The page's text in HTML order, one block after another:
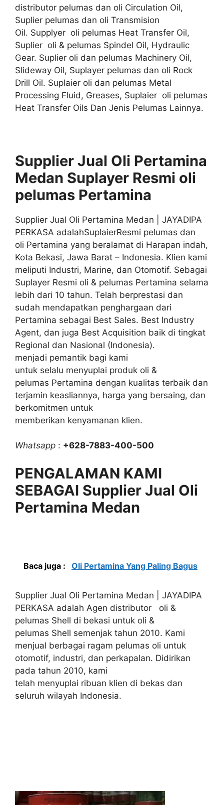
distributor pelumas dan oli Circulation Oil,
Suplier pelumas dan oli Transmision
Oil. Supplyer oli pelumas Heat Transfer Oil,
Suplier oli & pelumas Spindel Oil, Hydraulic
Gear. Suplier oli dan pelumas Machinery Oil,
Slideway Oil, Suplayer pelumas dan oli Rock
Drill Oil. Suplaier oli dan pelumas Metal
Processing Fluid, Greases, Suplaier oli pelumas
Heat Transfer Oils Dan Jenis Pelumas Lainnya.
Supplier Jual Oli Pertamina
Medan Suplayer Resmi oli
pelumas Pertamina
Supplier Jual Oli Pertamina Medan | JAYADIPA
PERKASA adalahSuplaierResmi pelumas dan
oli Pertamina yang beralamat di Harapan indah,
Kota Bekasi, Jawa Barat – Indonesia. Klien kami
meliputi Industri, Marine, dan Otomotif. Sebagai
Suplayer Resmi oli & pelumas Pertamina selama
lebih dari 10 tahun. Telah berprestasi dan
sudah mendapatkan penghargaan dari
Pertamina sebagai Best Sales. Best Industry
Agent, dan juga Best Acquisition baik di tingkat
Regional dan Nasional (Indonesia).
menjadi pemantik bagi kami
untuk selalu menyuplai produk oli &
pelumas Pertamina dengan kualitas terbaik dan
terjamin keasliannya, harga yang bersaing, dan
berkomitmen untuk
memberikan kenyamanan klien.
Whatsapp : +628-7883-400-500
PENGALAMAN KAMI
SEBAGAI Supplier Jual Oli
Pertamina Medan
Baca juga : Oli Pertamina Yang Paling Bagus
Supplier Jual Oli Pertamina Medan | JAYADIPA
PERKASA adalah Agen distributor oli &
pelumas Shell di bekasi untuk oli &
pelumas Shell semenjak tahun 2010. Kami
menjual berbagai ragam pelumas oli untuk
otomotif, industri, dan perkapalan. Didirikan
pada tahun 2010, kami
telah menyuplai ribuan klien di bekas dan
seluruh wilayah Indonesia.